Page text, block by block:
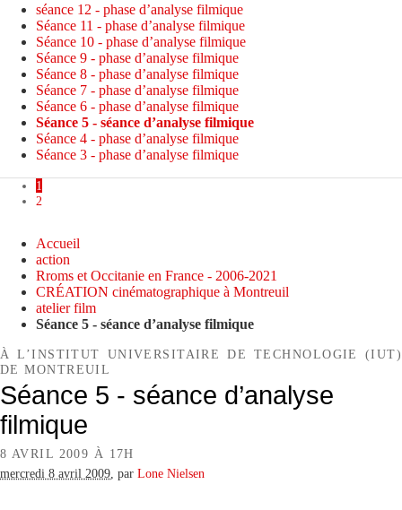
séance 12 - phase d’analyse filmique
Séance 11 - phase d’analyse filmique
Séance 10 - phase d’analyse filmique
Séance 9 - phase d’analyse filmique
Séance 8 - phase d’analyse filmique
Séance 7 - phase d’analyse filmique
Séance 6 - phase d’analyse filmique
Séance 5 - séance d’analyse filmique
Séance 4 - phase d’analyse filmique
Séance 3 - phase d’analyse filmique
1
2
Accueil
action
Rroms et Occitanie en France - 2006-2021
CRÉATION cinématographique à Montreuil
atelier film
Séance 5 - séance d’analyse filmique
À L’INSTITUT UNIVERSITAIRE DE TECHNOLOGIE (IUT)
DE MONTREUIL
Séance 5 - séance d’analyse
filmique
8 AVRIL 2009 À 17H
mercredi 8 avril 2009 par Lone Nielsen